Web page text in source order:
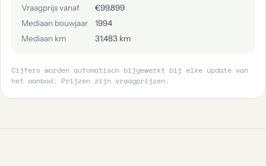
Vraagprijs vanaf
€99.899
Mediaan bouwjaar
1994
Mediaan km
31.483 km
Cijfers worden automatisch bijgewerkt bij elke update van
het aanbod. Prijzen zijn vraagprijzen.